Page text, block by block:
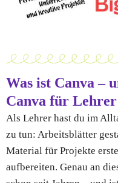
Was ist Canva –
Canva für Lehrer
Als Lehrer hast du im
zu tun: Arbeitsblätter
Material für Projekte
aufbereiten. Genau an